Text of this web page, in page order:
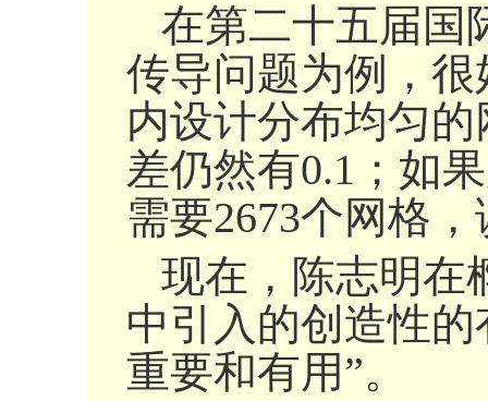
在第二十五届国
传导问题为例，
内设计分布均匀
差仍然有0.1；如
需要2673个网格
现在，陈志明在
中引入的创造性
重要和有用”。